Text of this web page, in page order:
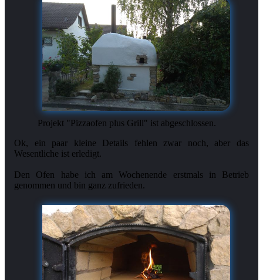
Projekt "Pizzaofen plus Grill" ist abgeschlossen.
Ok, ein paar kleine Details fehlen zwar noch, aber das
Wesentliche ist erledigt.
Den Ofen habe ich am Wochenende erstmals in Betrieb